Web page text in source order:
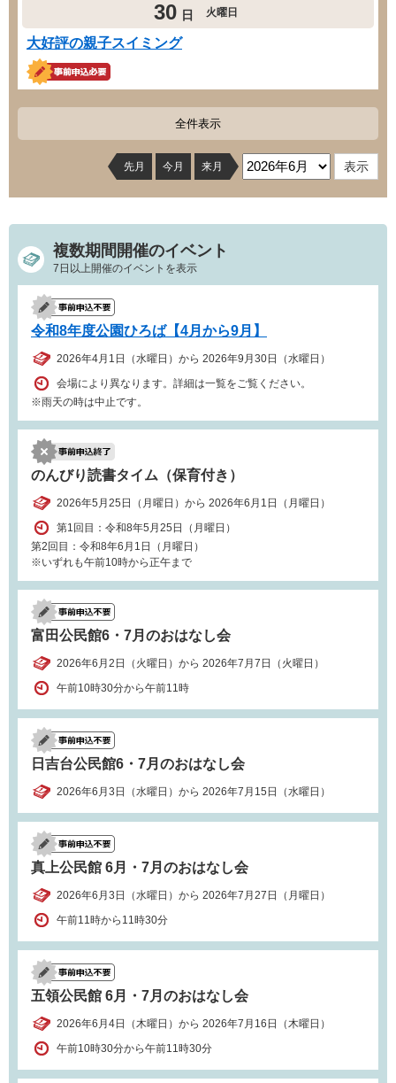
30 日 火曜日
大好評の親子スイミング
全件表示
先月 今月 来月
複数期間開催のイベント
7日以上開催のイベントを表示
令和8年度公園ひろば【4月から9月】
2026年4月1日（水曜日）から 2026年9月30日（水曜日）
会場により異なります。詳細は一覧をご覧ください。
※雨天の時は中止です。
のんびり読書タイム（保育付き）
2026年5月25日（月曜日）から 2026年6月1日（月曜日）
第1回目：令和8年5月25日（月曜日）
第2回目：令和8年6月1日（月曜日）
※いずれも午前10時から正午まで
富田公民館6・7月のおはなし会
2026年6月2日（火曜日）から 2026年7月7日（火曜日）
午前10時30分から午前11時
日吉台公民館6・7月のおはなし会
2026年6月3日（水曜日）から 2026年7月15日（水曜日）
真上公民館 6月・7月のおはなし会
2026年6月3日（水曜日）から 2026年7月27日（月曜日）
午前11時から11時30分
五領公民館 6月・7月のおはなし会
2026年6月4日（木曜日）から 2026年7月16日（木曜日）
午前10時30分から午前11時30分